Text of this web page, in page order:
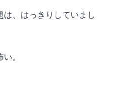
、はっきりしていまし
。